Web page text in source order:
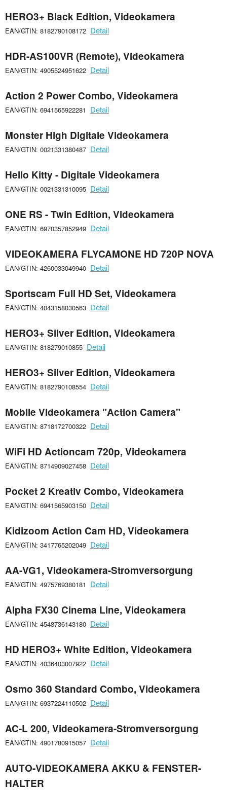
HERO3+ Black Edition, Videokamera
EAN/GTIN: 8182790108172 Detail
HDR-AS100VR (Remote), Videokamera
EAN/GTIN: 4905524951622 Detail
Action 2 Power Combo, Videokamera
EAN/GTIN: 6941565922281 Detail
Monster High Digitale Videokamera
EAN/GTIN: 0021331380487 Detail
Hello Kitty - Digitale Videokamera
EAN/GTIN: 0021331310095 Detail
ONE RS - Twin Edition, Videokamera
EAN/GTIN: 6970357852949 Detail
VIDEOKAMERA FLYCAMONE HD 720P NOVA
EAN/GTIN: 4260033049940 Detail
Sportscam Full HD Set, Videokamera
EAN/GTIN: 4043158030563 Detail
HERO3+ Silver Edition, Videokamera
EAN/GTIN: 818279010855 Detail
HERO3+ Silver Edition, Videokamera
EAN/GTIN: 8182790108554 Detail
Mobile Videokamera "Action Camera"
EAN/GTIN: 8718172700322 Detail
WiFi HD Actioncam 720p, Videokamera
EAN/GTIN: 8714909027458 Detail
Pocket 2 Kreativ Combo, Videokamera
EAN/GTIN: 6941565903150 Detail
Kidizoom Action Cam HD, Videokamera
EAN/GTIN: 3417765202049 Detail
AA-VG1, Videokamera-Stromversorgung
EAN/GTIN: 4975769380181 Detail
Alpha FX30 Cinema Line, Videokamera
EAN/GTIN: 4548736143180 Detail
HD HERO3+ White Edition, Videokamera
EAN/GTIN: 4036403007922 Detail
Osmo 360 Standard Combo, Videokamera
EAN/GTIN: 6937224110502 Detail
AC-L 200, Videokamera-Stromversorgung
EAN/GTIN: 4901780915057 Detail
AUTO-VIDEOKAMERA AKKU & FENSTER-
HALTER